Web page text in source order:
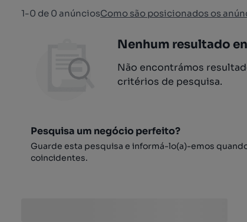
1-0 de 0 anúnciosComo são posicionados os
Nenhum resultado
Não encontrámos
critérios de pesquisa.
Pesquisa um negócio perfeito?
Guarde esta pesquisa e informá-lo(a)-emos
coincidentes.